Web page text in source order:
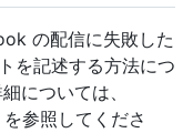
の配信に失敗した
を記述する方法につ
については、
を参照してくださ